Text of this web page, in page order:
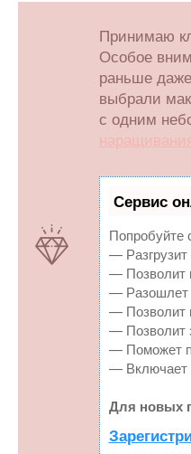
Принимаю
Особое
раньше
выбрали
с одним
Сервис
Попробуйте
—
— Позволит
— Разошлет
— Позволит
— Позволит
— Поможет
— Включает
Для новых